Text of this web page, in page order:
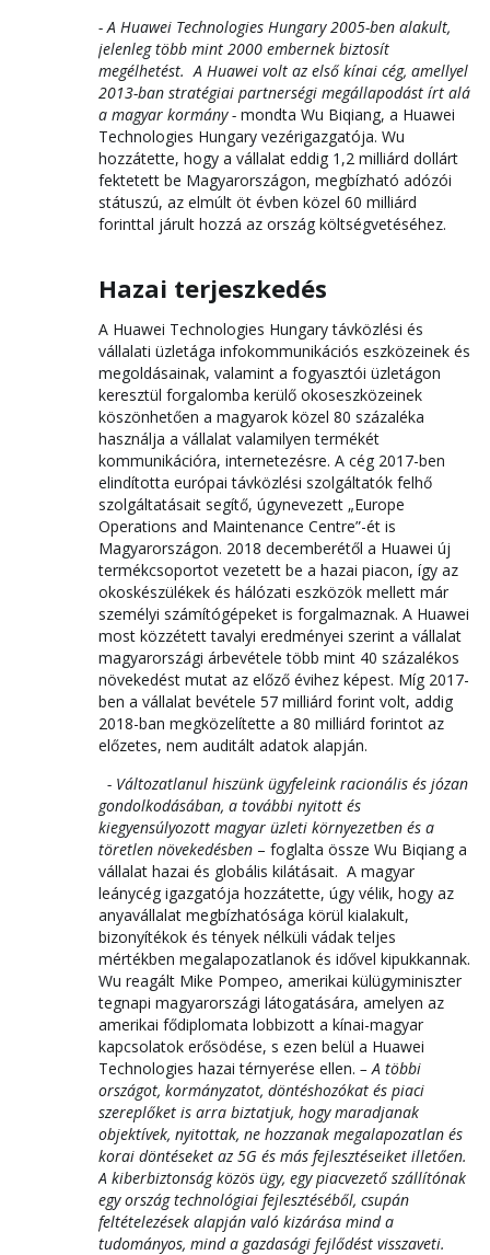
- A Huawei Technologies Hungary 2005-ben alakult,
jelenleg több mint 2000 embernek biztosít
megélhetést. A Huawei volt az első kínai cég, amellyel
2013-ban stratégiai partnerségi megállapodást írt alá
a magyar kormány - mondta Wu Biqiang, a Huawei
Technologies Hungary vezérigazgatója. Wu
hozzátette, hogy a vállalat eddig 1,2 milliárd dollárt
fektetett be Magyarországon, megbízható adózói
státuszú, az elmúlt öt évben közel 60 milliárd
forinttal járult hozzá az ország költségvetéséhez.
Hazai terjeszkedés
A Huawei Technologies Hungary távközlési és
vállalati üzletága infokommunikációs eszközeinek és
megoldásainak, valamint a fogyasztói üzletágon
keresztül forgalomba kerülő okoseszközeinek
köszönhetően a magyarok közel 80 százaléka
használja a vállalat valamilyen termékét
kommunikációra, internetezésre. A cég 2017-ben
elindította európai távközlési szolgáltatók felhő
szolgáltatásait segítő, úgynevezett „Europe
Operations and Maintenance Centre”-ét is
Magyarországon. 2018 decemberétől a Huawei új
termékcsoportot vezetett be a hazai piacon, így az
okoskészülékek és hálózati eszközök mellett már
személyi számítógépeket is forgalmaznak. A Huawei
most közzétett tavalyi eredményei szerint a vállalat
magyarországi árbevétele több mint 40 százalékos
növekedést mutat az előző évihez képest. Míg 2017-
ben a vállalat bevétele 57 milliárd forint volt, addig
2018-ban megközelítette a 80 milliárd forintot az
előzetes, nem auditált adatok alapján.
- Változatlanul hiszünk ügyfeleink racionális és józan
gondolkodásában, a további nyitott és
kiegyensúlyozott magyar üzleti környezetben és a
töretlen növekedésben – foglalta össze Wu Biqiang a
vállalat hazai és globális kilátásait. A magyar
leánycég igazgatója hozzátette, úgy vélik, hogy az
anyavállalat megbízhatósága körül kialakult,
bizonyítékok és tények nélküli vádak teljes
mértékben megalapozatlanok és idővel kipukkannak.
Wu reagált Mike Pompeo, amerikai külügyminiszter
tegnapi magyarországi látogatására, amelyen az
amerikai fődiplomata lobbizott a kínai-magyar
kapcsolatok erősödése, s ezen belül a Huawei
Technologies hazai térnyerése ellen. – A többi
országot, kormányzatot, döntéshozókat és piaci
szereplőket is arra biztatjuk, hogy maradjanak
objektívek, nyitottak, ne hozzanak megalapozatlan és
korai döntéseket az 5G és más fejlesztéseiket illetően.
A kiberbiztonság közös ügy, egy piacvezető szállítónak
egy ország technológiai fejlesztéséből, csupán
feltételezések alapján való kizárása mind a
tudományos, mind a gazdasági fejlődést visszaveti.